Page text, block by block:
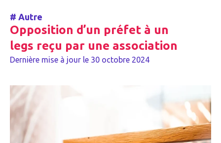
# Autre
Opposition d’un préfet à un
legs reçu par une association
Dernière mise à jour le 30 octobre 2024